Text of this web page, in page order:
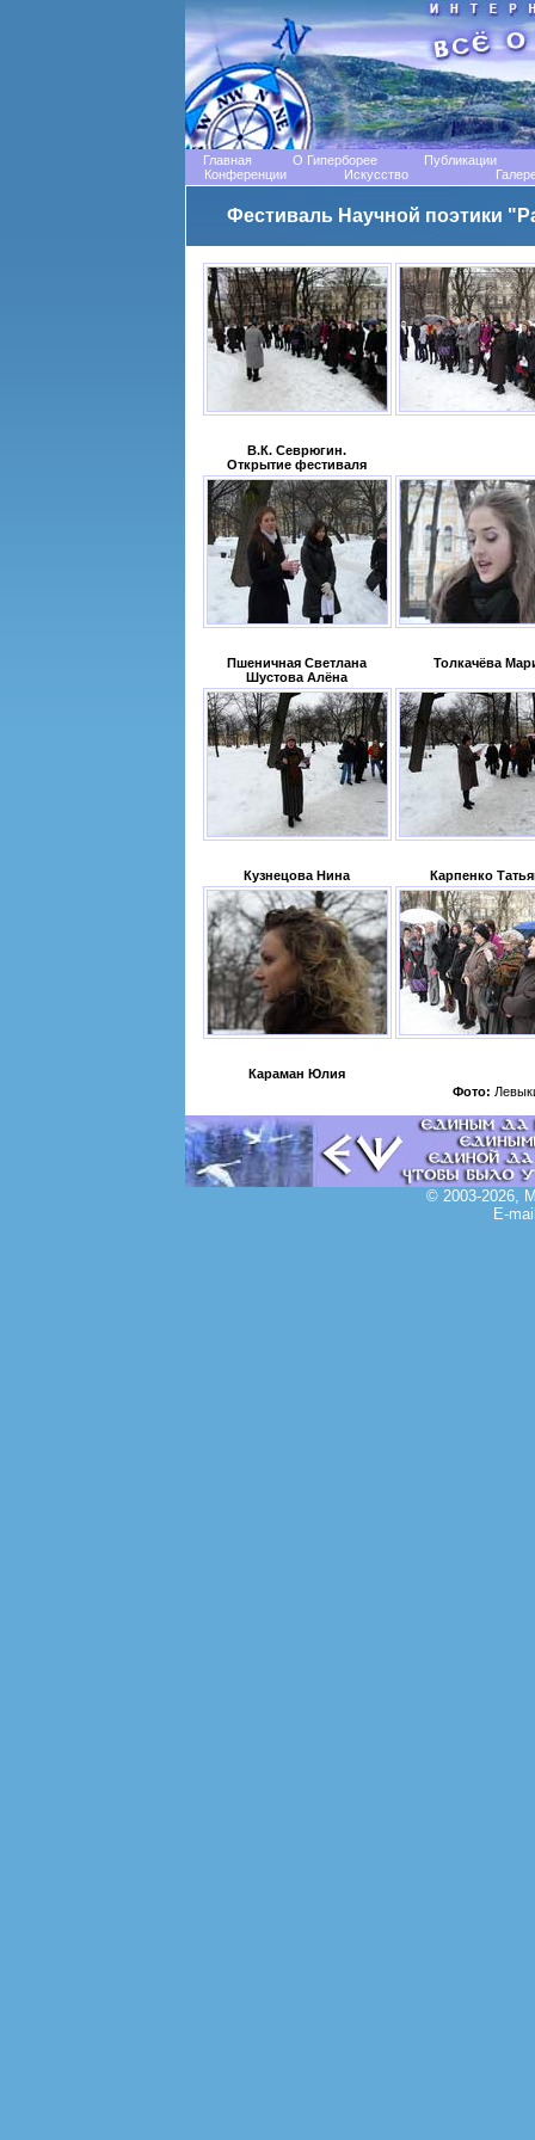
Главная О Гиперборее
Публикации
Конференции
Искусство
Фестиваль Научной поэтики
В.К. Севрюгин.
Открытие фестиваля
Пшеничная Светлана
Шустова Алёна
Толкачёва
Кузнецова Нина Карпенко
Караман Юлия
Фото:
© 2003-2026,
E-